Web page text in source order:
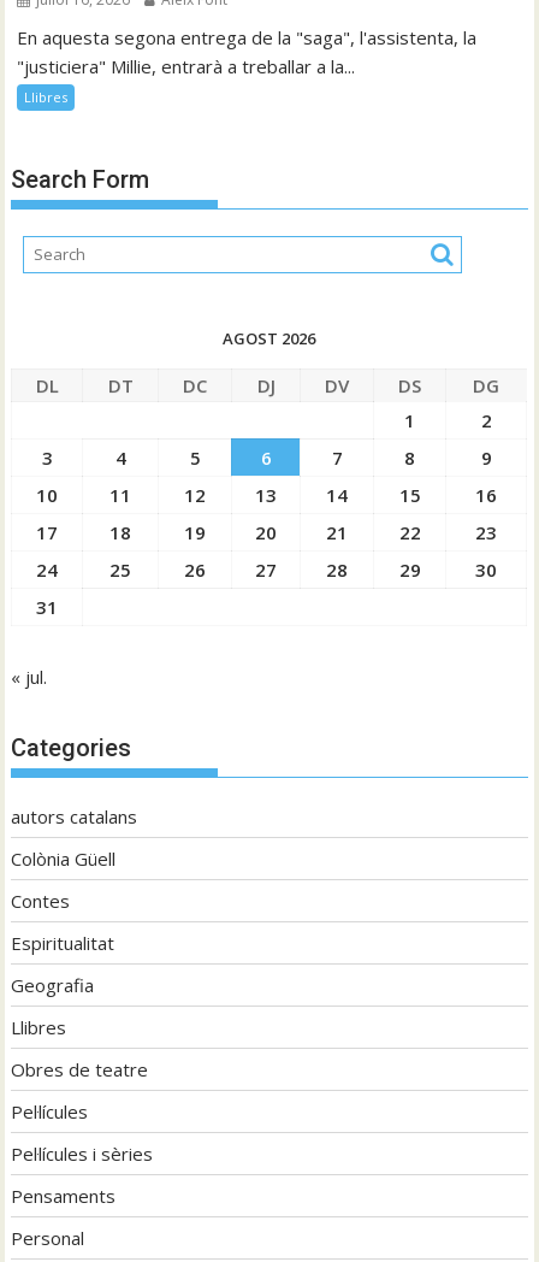
En aquesta segona entrega de la "saga", l'assistenta, la
"justiciera" Millie, entrarà a treballar a la...
Llibres
Search Form
AGOST 2026
DL DT DC DJ DV DS
DG
1
2
3
4 5 6 7 8
9
10
11 12 13 14 15
16
17
18 19 20 21 22
23
24
25 26 27 28 29
30
31
« jul.
Categories
autors catalans
Colònia Güell
Contes
Espiritualitat
Geografia
Llibres
Obres de teatre
Pel·lícules
Pel·lícules i sèries
Pensaments
Personal